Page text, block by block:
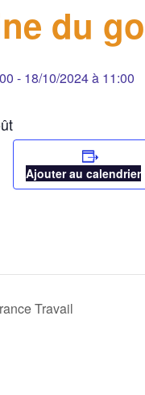
du
- 18/10/2024 à 11:00
Ajouter au calendrier
Travail